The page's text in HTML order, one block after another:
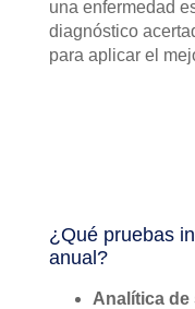
una enfermedad
diagnóstico
para aplicar el
¿Qué pruebas
anual?
Analítica de